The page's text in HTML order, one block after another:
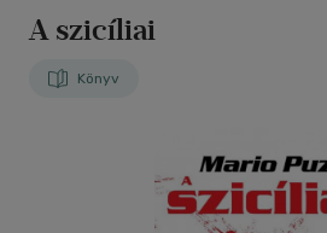
A szicíliai
Könyv